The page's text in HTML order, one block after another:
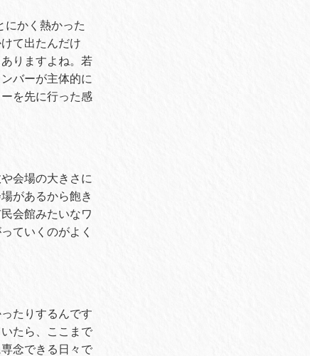
にかく熱かった
て出たんだけ
りますよね。若
バーが主体的に
を先に行った感
会場の大きさに
があるから飽き
会館みたいなワ
ていくのがよく
たりするんです
たら、ここまで
念できる日々で